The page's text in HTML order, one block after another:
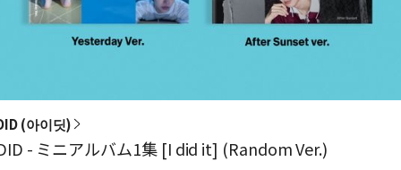
(아이딧)
- ミニアルバム1集 [I did it] (Random Ver.)